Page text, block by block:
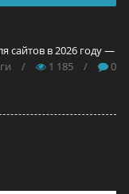
сайтов в 2026 году —
/ 1 185 / 0